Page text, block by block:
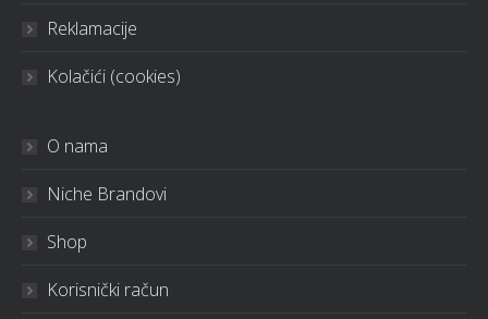
Reklamacije
Kolačići (cookies)
O nama
Niche Brandovi
Shop
Korisnički račun